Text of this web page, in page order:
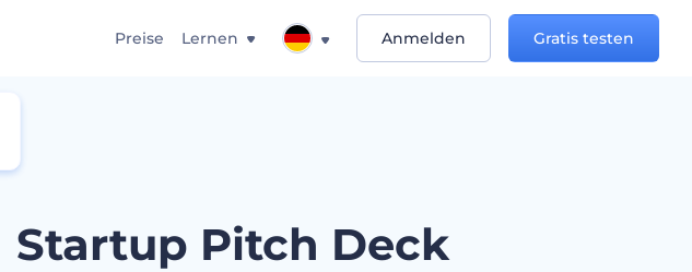
Preise Lernen Anmelden Gratis testen
Startup Pitch Deck